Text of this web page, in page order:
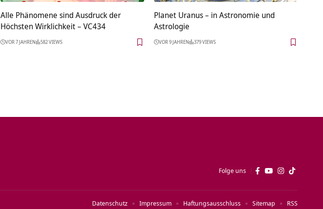
Alle Phänomene sind Ausdruck der
Höchsten Wirklichkeit – VC434
VOR 7 JAHREN 582 VIEWS
Planet Uranus – in Astronomie und
Astrologie
VOR 9 JAHREN 379 VIEWS
Folge uns
Datenschutz Impressum Haftungsausschluss Sitemap RSS